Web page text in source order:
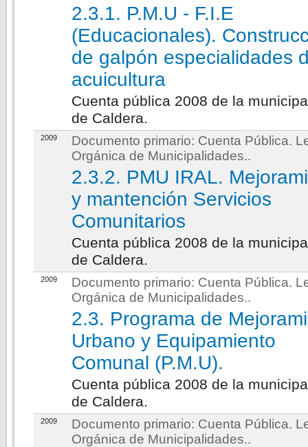
2.3.1. P.M.U - F.I.E
(Educacionales).
de galpón especialidades
acuicultura
Cuenta pública 2008 de la
de Caldera.
2009 Documento primario: Cuenta Pública.
Orgánica de Municipalidades..
2.3.2. PMU IRAL.
y mantención Servicios
Comunitarios
Cuenta pública 2008 de la
de Caldera.
2009 Documento primario: Cuenta Pública.
Orgánica de Municipalidades..
2.3. Programa de
Urbano y Equipamiento
Comunal (P.M.U).
Cuenta pública 2008 de la
de Caldera.
2009 Documento primario: Cuenta Pública.
Orgánica de Municipalidades..